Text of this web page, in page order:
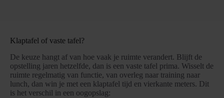
Klaptafel of vaste tafel?
De keuze hangt af van hoe vaak je ruimte verandert. Blijft de
opstelling jaren hetzelfde, dan is een vaste tafel prima. Wisselt de
ruimte regelmatig van functie, van overleg naar training naar
lunch, dan win je met een klaptafel tijd en vierkante meters. Dit
is het verschil in een oogopslag: